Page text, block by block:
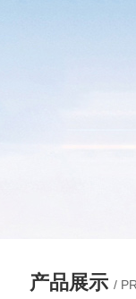
产品展示 /